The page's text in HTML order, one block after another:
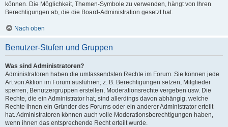
können. Die Möglichkeit, Themen-Symbole zu verwenden, hängt von Ihren
Berechtigungen ab, die die Board-Administration gesetzt hat.
Nach oben
Benutzer-Stufen und Gruppen
Was sind Administratoren?
Administratoren haben die umfassendsten Rechte im Forum. Sie können jede
Art von Aktion im Forum ausführen; z. B. Berechtigungen setzen, Mitglieder
sperren, Benutzergruppen erstellen, Moderationsrechte vergeben usw. Die
Rechte, die ein Administrator hat, sind allerdings davon abhängig, welche
Rechte ihnen ein Gründer des Forums oder ein anderer Administrator erteilt
hat. Administratoren können auch volle Moderationsberechtigungen haben,
wenn ihnen das entsprechende Recht erteilt wurde.